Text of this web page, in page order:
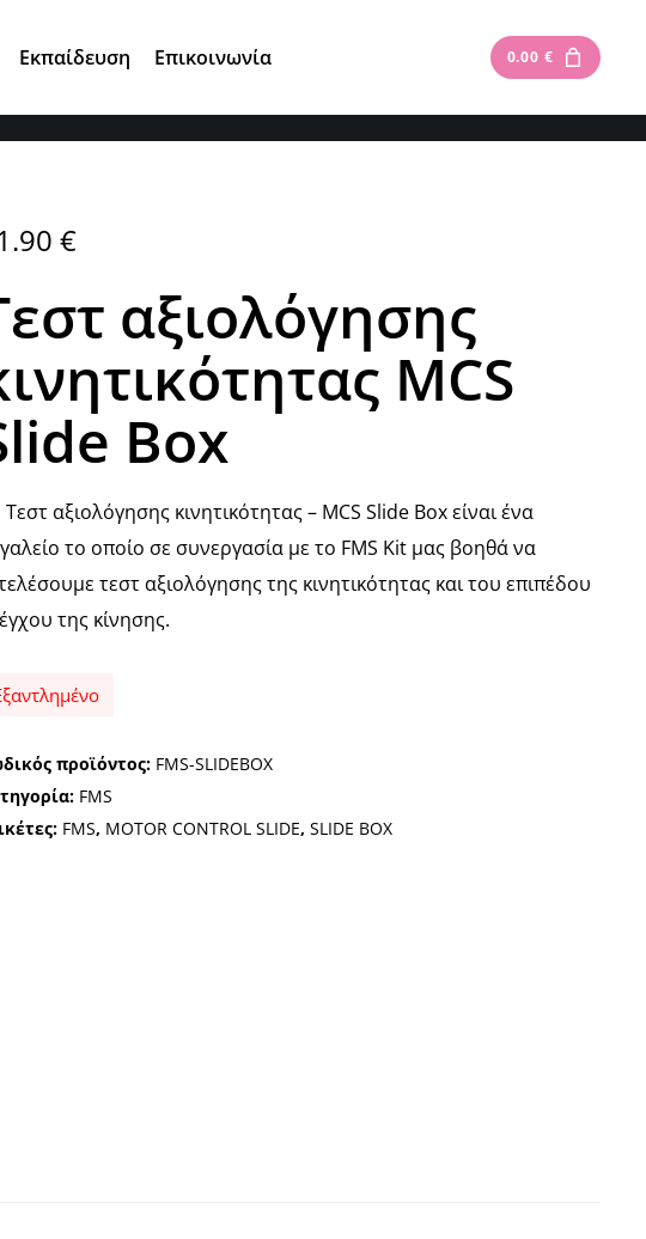
Εκπαίδευση Επικοινωνία 0.00 €
€
αξιολόγησης
MCS
Box
αξιολόγησης κινητικότητας – MCS Slide Box είναι ένα
το οποίο σε συνεργασία με το FMS Kit μας βοηθά να
τεστ αξιολόγησης της κινητικότητας και του επιπέδου
της κίνησης.
προϊόντος: FMS-SLIDEBOX
FMS
FMS, MOTOR CONTROL SLIDE,SLIDE BOX